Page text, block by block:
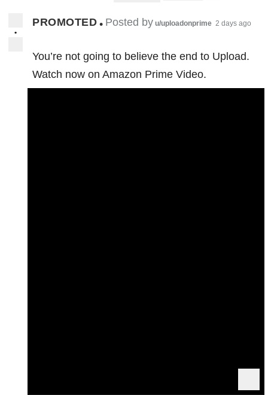
•
PROMOTED • Posted by u/uploadonprime 2 days ago
You’re not going to believe the end to Upload.
Watch now on Amazon Prime Video.